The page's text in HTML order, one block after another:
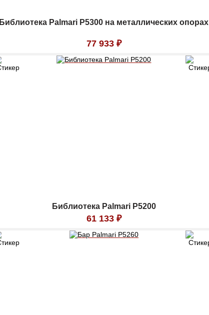
Библиотека Palmari P5300 на металлических опорах
77 933 ₽
Библиотека Palmari P5200
61 133 ₽